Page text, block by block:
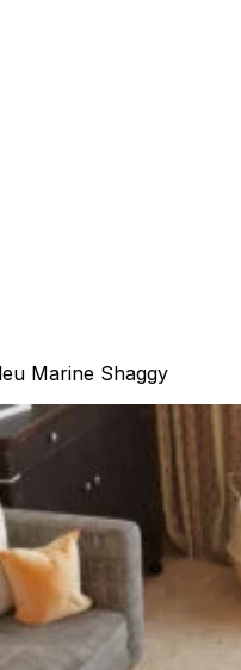
Marine Shaggy
permettent au site de
ou la région dans laquelle
sont utilisés pour suivre les
individuel et, par
sont des cookies qui sont en